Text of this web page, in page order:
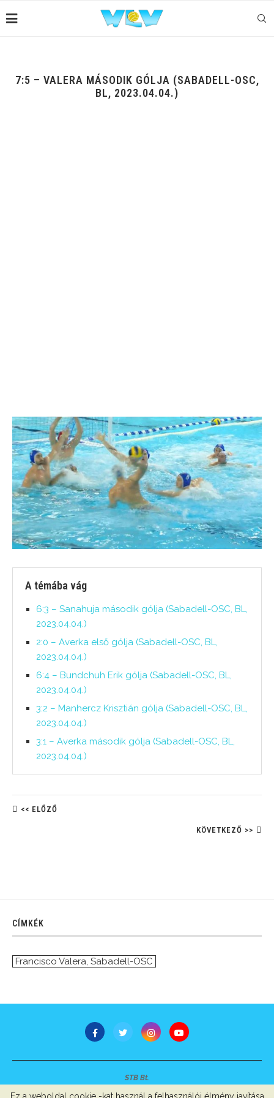
7:5 – VALERA MÁSODIK GÓLJA (SABADELL-OSC,
BL, 2023.04.04.)
A témába vág
6:3 – Sanahuja második gólja (Sabadell-OSC, BL,
2023.04.04.)
2:0 – Averka első gólja (Sabadell-OSC, BL,
2023.04.04.)
6:4 – Bundchuh Erik gólja (Sabadell-OSC, BL,
2023.04.04.)
3:2 – Manhercz Krisztián gólja (Sabadell-OSC, BL,
2023.04.04.)
3:1 – Averka második gólja (Sabadell-OSC, BL,
2023.04.04.)
<< ELŐZŐ
KÖVETKEZŐ >>
CÍMKÉK
Francisco Valera Sabadell-OSC
STB Bt.
Minden jog fenntartva © 2007-2022